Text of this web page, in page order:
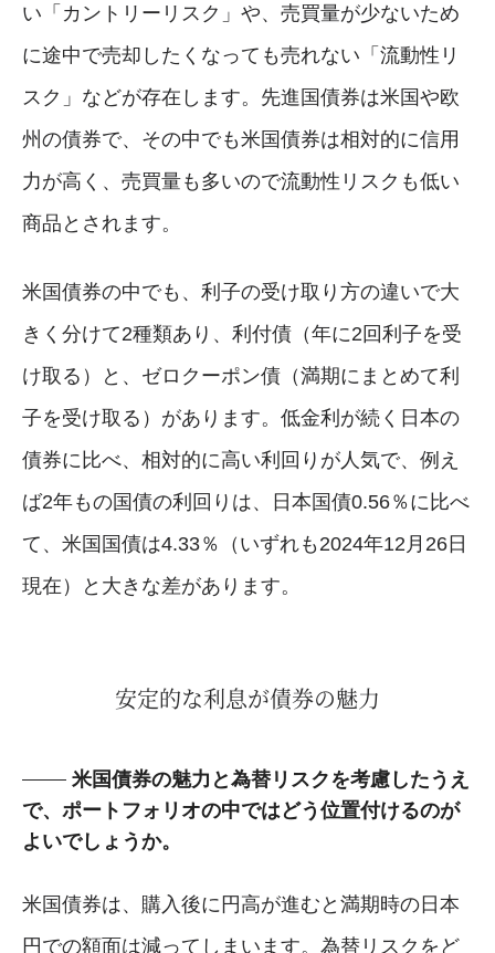
い「カントリーリスク」や、売買量が少ないため
に途中で売却したくなっても売れない「流動性リ
スク」などが存在します。先進国債券は米国や欧
州の債券で、その中でも米国債券は相対的に信用
力が高く、売買量も多いので流動性リスクも低い
商品とされます。
米国債券の中でも、利子の受け取り方の違いで大
きく分けて2種類あり、利付債（年に2回利子を受
け取る）と、ゼロクーポン債（満期にまとめて利
子を受け取る）があります。低金利が続く日本の
債券に比べ、相対的に高い利回りが人気で、例え
ば2年もの国債の利回りは、日本国債0.56％に比べ
て、米国国債は4.33％（いずれも2024年12月26日
現在）と大きな差があります。
安定的な利息が債券の魅力
米国債券の魅力と為替リスクを考慮したうえ
で、ポートフォリオの中ではどう位置付けるのが
よいでしょうか。
米国債券は、購入後に円高が進むと満期時の日本
円での額面は減ってしまいます。為替リスクをど